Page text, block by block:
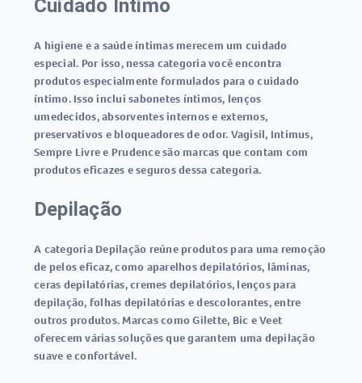
Cuidado Íntimo
A higiene e a saúde íntimas merecem um cuidado
especial. Por isso, nessa categoria você encontra
produtos especialmente formulados para o cuidado
íntimo. Isso inclui sabonetes íntimos, lenços
umedecidos, absorventes internos e externos,
preservativos e bloqueadores de odor. Vagisil, Intimus,
Sempre Livre e Prudence são marcas que contam com
produtos eficazes e seguros dessa categoria.
Depilação
A categoria Depilação reúne produtos para uma remoção
de pelos eficaz, como aparelhos depilatórios, lâminas,
ceras depilatórias, cremes depilatórios, lenços para
depilação, folhas depilatórias e descolorantes, entre
outros produtos. Marcas como Gilette, Bic e Veet
oferecem várias soluções que garantem uma depilação
suave e confortável.